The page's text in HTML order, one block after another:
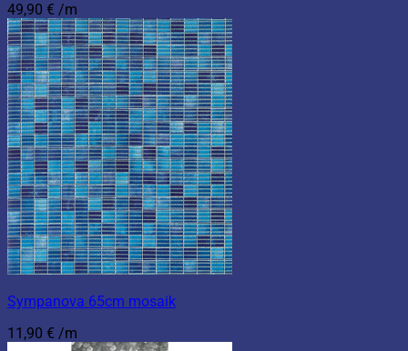
49,90 € /m
Sympanova 65cm mosaik
11,90 € /m